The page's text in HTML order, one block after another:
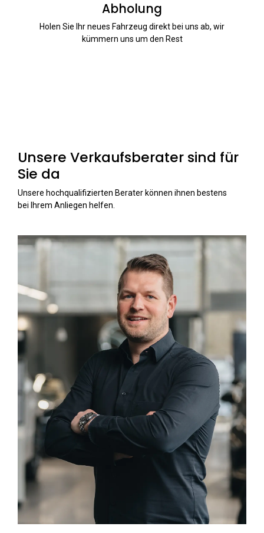
Abholung
Holen Sie Ihr neues Fahrzeug direkt bei uns ab, wir
kümmern uns um den Rest
Unsere Verkaufsberater sind für
Sie da
Unsere hochqualifizierten Berater können ihnen bestens
bei Ihrem Anliegen helfen.